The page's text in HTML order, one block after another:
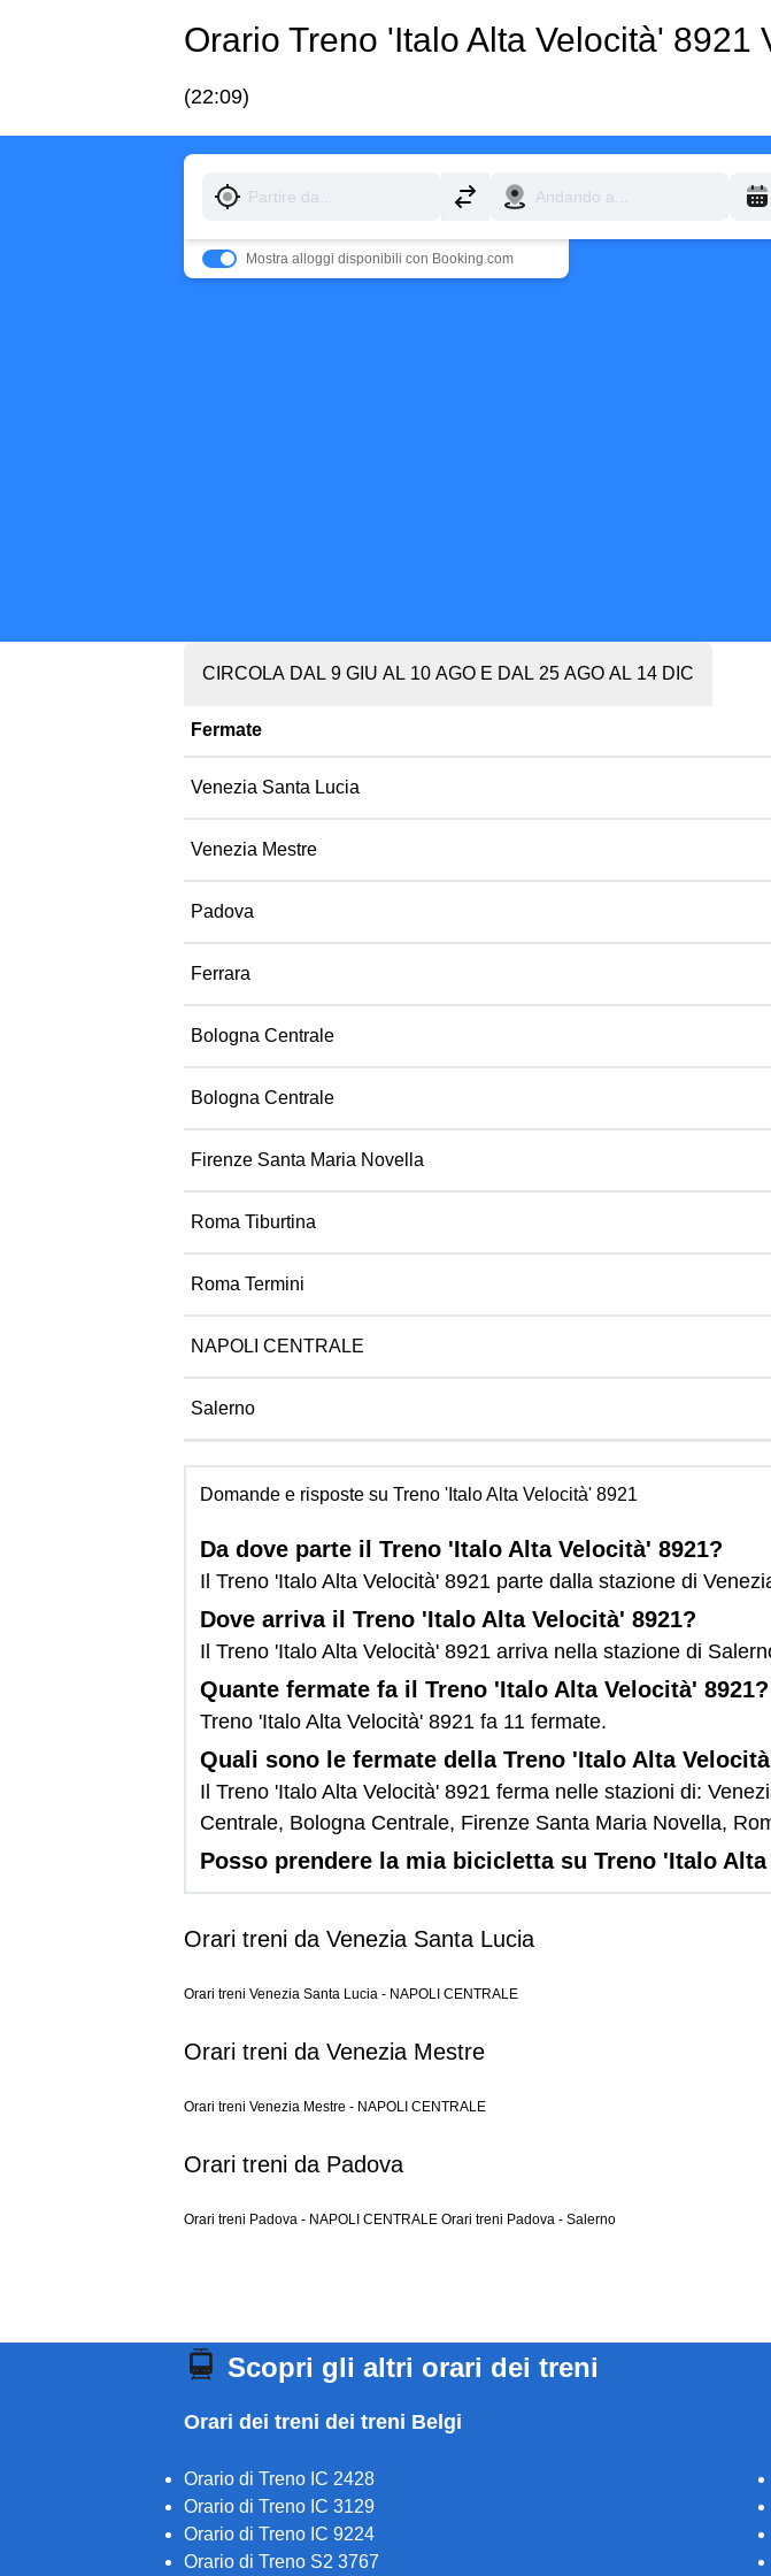
Orario Treno 'Italo Alta Velocità' 8921
(22:09)
Mostra alloggi disponibili con Booking.com
CIRCOLA DAL 9 GIU AL 10 AGO E DAL 25 AGO AL 14 DIC
Fermate
Venezia Santa Lucia
Venezia Mestre
Padova
Ferrara
Bologna Centrale
Bologna Centrale
Firenze Santa Maria Novella
Roma Tiburtina
Roma Termini
NAPOLI CENTRALE
Salerno
Domande e risposte su Treno 'Italo Alta Velocità' 8921
Da dove parte il Treno 'Italo Alta Velocità' 8921?
Il Treno 'Italo Alta Velocità' 8921 parte dalla stazione di
Dove arriva il Treno 'Italo Alta Velocità' 8921?
Il Treno 'Italo Alta Velocità' 8921 arriva nella stazione di
Quante fermate fa il Treno 'Italo Alta Velocità' 8921?
Treno 'Italo Alta Velocità' 8921 fa 11 fermate.
Quali sono le fermate della Treno 'Italo Alta
Il Treno 'Italo Alta Velocità' 8921 ferma nelle stazioni di:
Centrale, Bologna Centrale, Firenze Santa Maria Novella,
Posso prendere la mia bicicletta su Treno 'Italo Alta
Orari treni da Venezia Santa Lucia
Orari treni Venezia Santa Lucia - NAPOLI CENTRALE
Orari treni da Venezia Mestre
Orari treni Venezia Mestre - NAPOLI CENTRALE
Orari treni da Padova
Orari treni Padova - NAPOLI CENTRALE Orari treni Padova - Salerno
Scopri gli altri orari dei treni
Orari dei treni dei treni Belgi
Orario di Treno IC 2428
Orario di Treno IC 3129
Orario di Treno IC 9224
Orario di Treno S2 3767